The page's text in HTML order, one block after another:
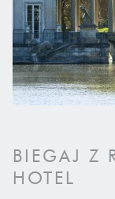
BIEGAJ Z
HOTEL